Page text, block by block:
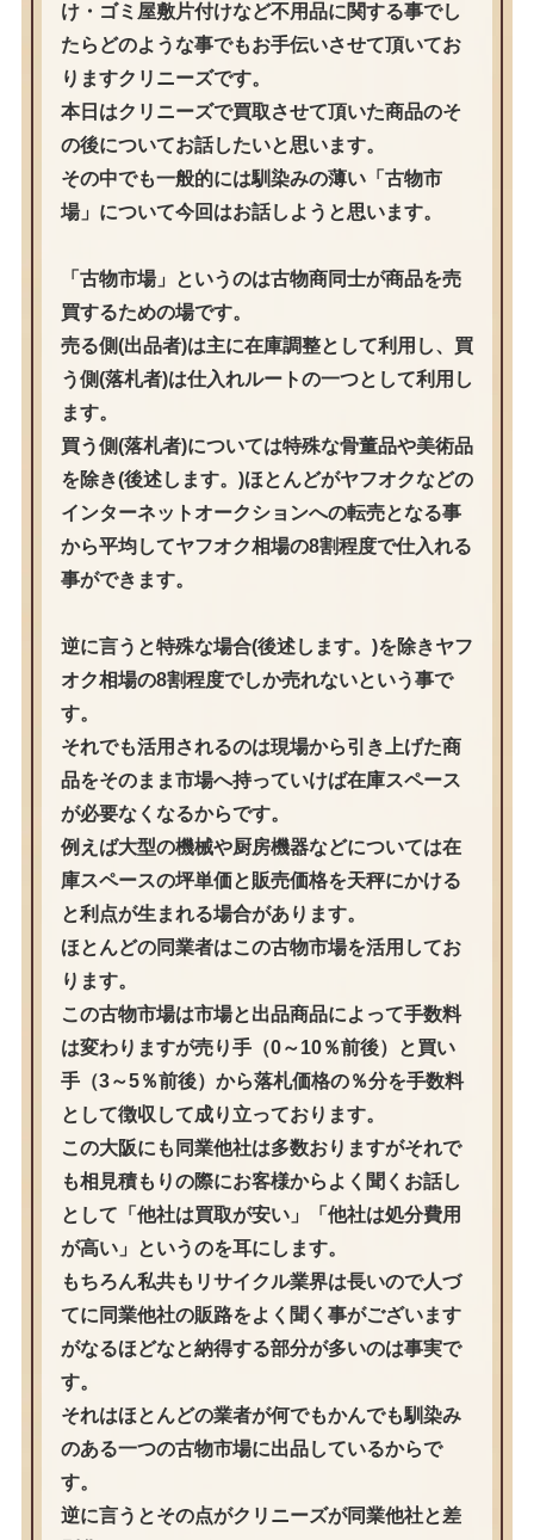
け・ゴミ屋敷片付けなど不用品に関する事でし
たらどのような事でもお手伝いさせて頂いてお
りますクリニーズです。
本日はクリニーズで買取させて頂いた商品のそ
の後についてお話したいと思います。
その中でも一般的には馴染みの薄い「古物市
場」について今回はお話しようと思います。
「古物市場」というのは古物商同士が商品を売
買するための場です。
売る側(出品者)は主に在庫調整として利用し、買
う側(落札者)は仕入れルートの一つとして利用し
ます。
買う側(落札者)については特殊な骨董品や美術品
を除き(後述します。)ほとんどがヤフオクなどの
インターネットオークションへの転売となる事
から平均してヤフオク相場の8割程度で仕入れる
事ができます。
逆に言うと特殊な場合(後述します。)を除きヤフ
オク相場の8割程度でしか売れないという事で
す。
それでも活用されるのは現場から引き上げた商
品をそのまま市場へ持っていけば在庫スペース
が必要なくなるからです。
例えば大型の機械や厨房機器などについては在
庫スペースの坪単価と販売価格を天秤にかける
と利点が生まれる場合があります。
ほとんどの同業者はこの古物市場を活用してお
ります。
この古物市場は市場と出品商品によって手数料
は変わりますが売り手（0～10％前後）と買い
手（3～5％前後）から落札価格の％分を手数料
として徴収して成り立っております。
この大阪にも同業他社は多数おりますがそれで
も相見積もりの際にお客様からよく聞くお話し
として「他社は買取が安い」「他社は処分費用
が高い」というのを耳にします。
もちろん私共もリサイクル業界は長いので人づ
てに同業他社の販路をよく聞く事がございます
がなるほどなと納得する部分が多いのは事実で
す。
それはほとんどの業者が何でもかんでも馴染み
のある一つの古物市場に出品しているからで
す。
逆に言うとその点がクリニーズが同業他社と差